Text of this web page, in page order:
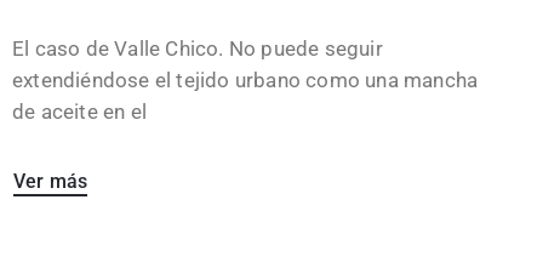
El caso de Valle Chico. No puede seguir
extendiéndose el tejido urbano como una mancha
de aceite en el
Ver más